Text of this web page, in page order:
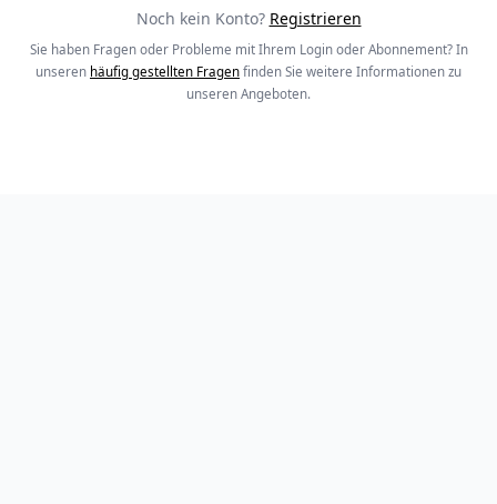
Noch kein Konto? Registrieren
Sie haben Fragen oder Probleme mit Ihrem Login oder Abonnement? In
unseren häufig gestellten Fragen finden Sie weitere Informationen zu
unseren Angeboten.